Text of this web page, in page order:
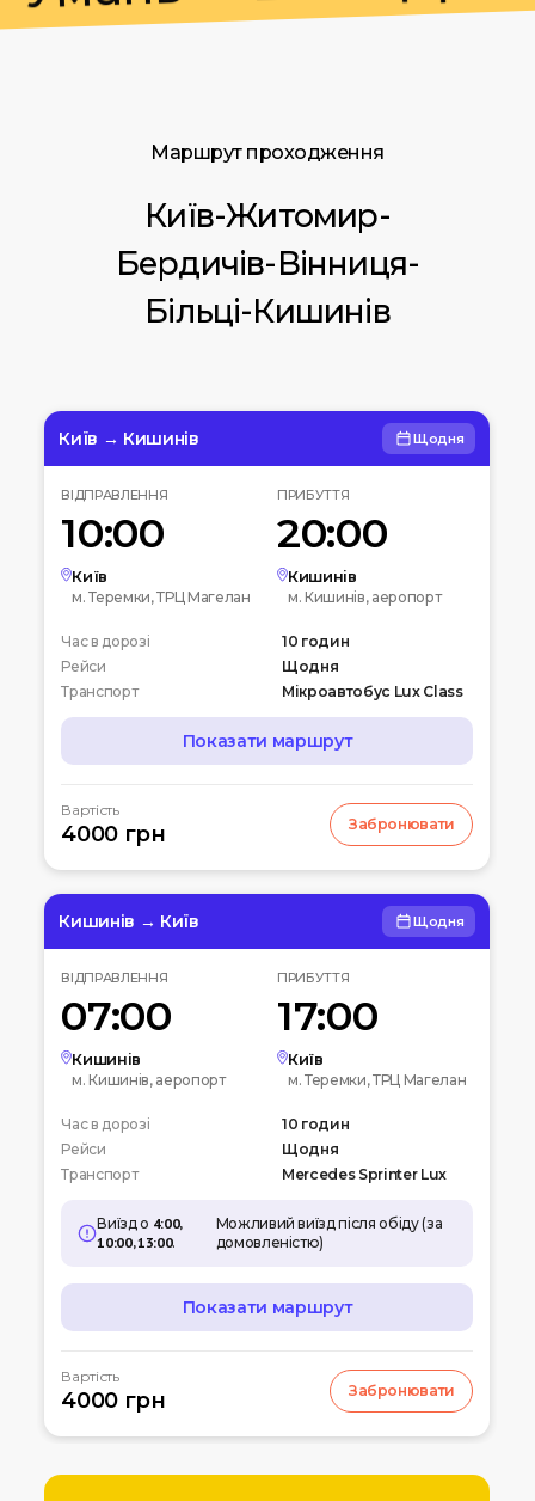
Маршрут проходження
Київ-Житомир-
Бердичів-Вінниця-
Більці-Кишинів
Київ → Кишинів Щодня
ВІДПРАВЛЕННЯ
10:00
Київ
м. Теремки, ТРЦ Магелан
ПРИБУТТЯ
20:00
Кишинів
м. Кишинів, аеропорт
Транспорт Мікроавтобус Lux Class
Час в дорозі
10 годин
Рейси
Щодня
Показати маршрут
07:00 Чернігів
Автостанція
10:00Київ
Вокзальна пл. 4
Біла церква
Вул. Леваневського
15:00
Автовокзал
Аеропорт
Вартість
4000 грн Забронювати
Кишинів → Київ Щодня
ВІДПРАВЛЕННЯ
07:00
Кишинів
м. Кишинів, аеропорт
ПРИБУТТЯ
17:00
Київ
м. Теремки, ТРЦ Магелан
Транспорт Mercedes Sprinter Lux
Час в дорозі
10 годин
Рейси
Щодня
Виїзд о 4:00,
10:00, 13:00.
Можливий виїзд після обіду (за
домовленістю)
Показати маршрут
07:00 Кишинів
м.Кишинів, аеропорт
Вартість
4000 грн Забронювати